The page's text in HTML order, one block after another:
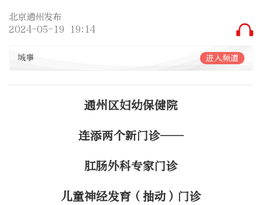
北京通州发布
2024-05-19 19:14
城事 进入频道
通州区妇幼保健院
连添两个新门诊——
肛肠外科专家门诊
儿童神经发育（抽动）门诊